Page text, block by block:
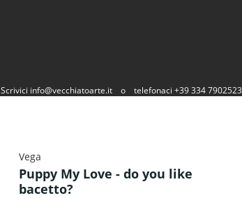
Scrivici info@vecchiatoarte.it o telefonaci +39 334 7902523
Vega
Puppy My Love - do you like
bacetto?